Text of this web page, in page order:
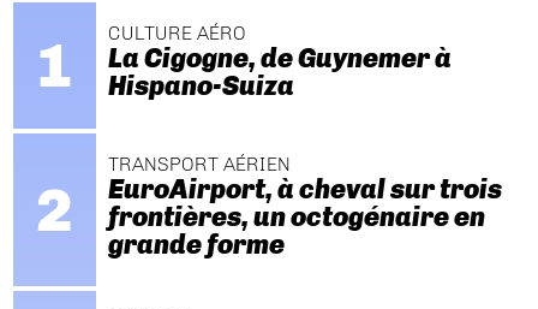
CULTURE AÉRO
La Cigogne, de Guynemer à
Hispano-Suiza
TRANSPORT AÉRIEN
EuroAirport, à cheval sur trois
frontières, un octogénaire en
grande forme